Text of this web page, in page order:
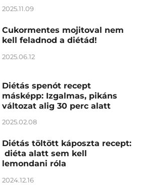
2025.11.09
Cukormentes mojitoval nem
kell feladnod a diétád!
2025.06.12
Diétás spenót recept
másképp: Izgalmas, pikáns
változat alig 30 perc alatt
2025.02.08
Diétás töltött káposzta recept:
diéta alatt sem kell
lemondani róla
2024.12.16